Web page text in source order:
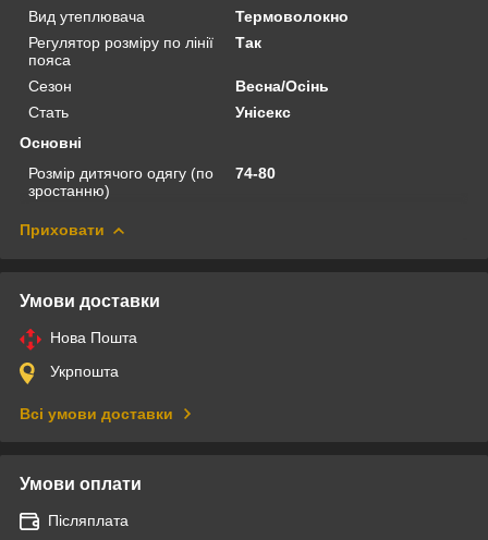
Вид утеплювача
Термоволокно
Регулятор розміру по лінії
пояса
Так
Сезон
Весна/Осінь
Стать
Унісекс
Основні
Розмір дитячого одягу (по
зростанню)
74-80
Приховати
Умови доставки
Нова Пошта
Укрпошта
Всі умови доставки
Умови оплати
Післяплата